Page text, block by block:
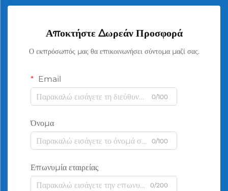
Αποκτήστε Δωρεάν Προσφορά
Ο εκπρόσωπός μας θα επικοινωνήσει σύντομα μαζί σας.
Email
0/100
Όνομα
0/100
Επωνυμία εταιρείας
0/200